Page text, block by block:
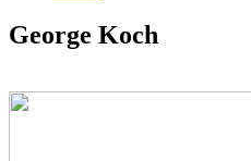
George Koch